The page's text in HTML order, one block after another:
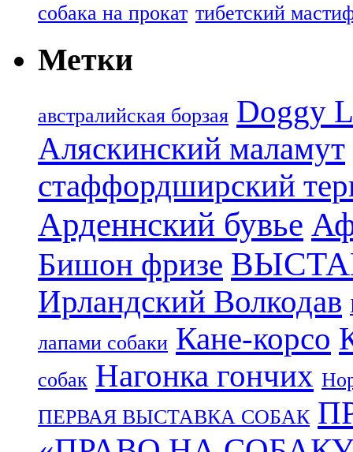
собака на прокат тибетский
Метки
aвстралийская борзая Doggy
Аляскинский маламут
стаффордширский
Арденнский бувье
Бишон фризе
Ирландский Волкодав
лапами собаки Кане-корсо
собак Нагонка гончих
ПЕРВАЯ ВЫСТАВКА СОБАК